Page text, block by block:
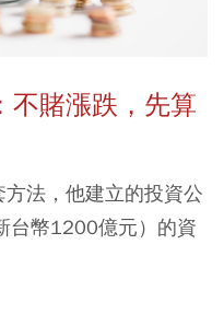
不賭漲跌，先算
法，他建立的投資公
台幣1200億元）的資